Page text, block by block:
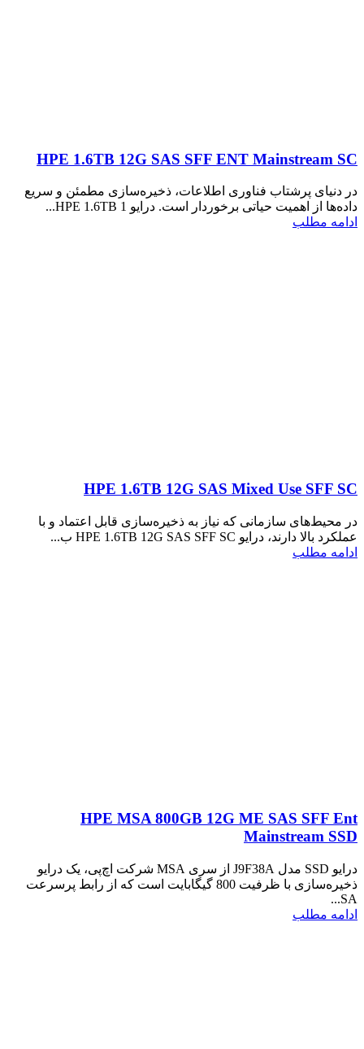
HPE 1.6TB 12G SAS SFF ENT Mainstream SC
در دنیای پرشتاب فناوری اطلاعات، ذخیره‌سازی مطمئن و سریع
داده‌ها از اهمیت حیاتی برخوردار است. درایو HPE 1.6TB 1...
ادامه مطلب
HPE 1.6TB 12G SAS Mixed Use SFF SC
در محیط‌های سازمانی که نیاز به ذخیره‌سازی قابل اعتماد و با
عملکرد بالا دارند، درایو HPE 1.6TB 12G SAS SFF SC ب...
ادامه مطلب
HPE MSA 800GB 12G ME SAS SFF Ent
Mainstream SSD
درایو SSD مدل J9F38A از سری MSA شرکت اچ‌پی، یک درایو
ذخیره‌سازی با ظرفیت 800 گیگابایت است که از رابط پرسرعت
SA...
ادامه مطلب